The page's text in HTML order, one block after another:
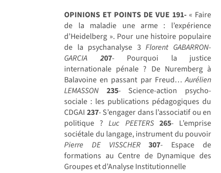
OPINIONS ET POINTS DE VUE 191- « Faire
de la maladie une arme : l’expérience
d’Heidelberg ». Pour une histoire populaire
de la psychanalyse 3Florent GABARRON-
GARCIA 207- Pourquoi la justice
internationale pénale ? De Nuremberg à
Balavoine en passant par Freud…Aurélien
LEMASSON
235- Science-action psycho-
sociale : les publications pédagogiques du
CDGAI 237- S’engager dans l’associatif ou en
politique ?Luc PEETERS 265- L’emprise
sociétale du langage, instrument du pouvoir
Pierre DE VISSCHER
307- Espace de
formations au Centre de Dynamique des
Groupes et d’Analyse Institutionnelle